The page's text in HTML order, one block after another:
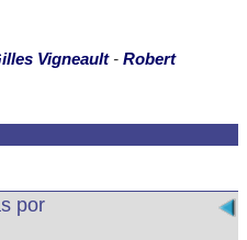
por
Vigneault- Robert